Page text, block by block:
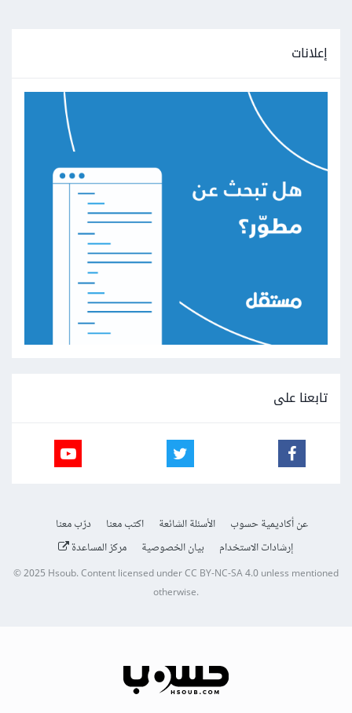
إعلانات
تابعنا على
عن أكاديمية حسوب الأسئلة الشائعة اكتب معنا
درّب معنا
إرشادات الاستخدام
بيان الخصوصية مركز المساعدة
© 2025Hsoub.Content licensed underCC BY-NC-SA 4.0unless mentioned
otherwise.